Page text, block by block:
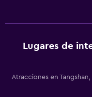
Lugares de
Atracciones en